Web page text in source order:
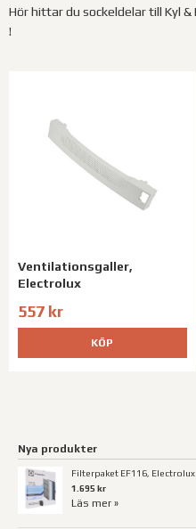
Hör hittar du sockeldelar till Kyl
!
Ventilationsgaller,
Electrolux
557 kr
KÖP
Nya produkter
Filterpaket EF116, Electrolux
1.695 kr
Läs mer »